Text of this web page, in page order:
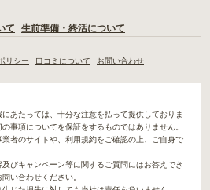
て 生前準備・終活について
リシー 口コミについて お問い合わせ
あたっては、十分な注意を払って提供しておりま
事項についてを保証をするものではありません。
者のサイトや、利用規約をご確認の上、ご自身で
びキャンペーン等に関するご質問にはお答えでき
い合わせください。